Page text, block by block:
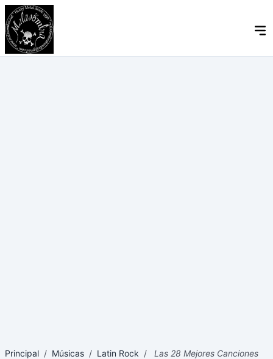
Principal / Músicas / Latin Rock /
Las 28 Mejores Canciones